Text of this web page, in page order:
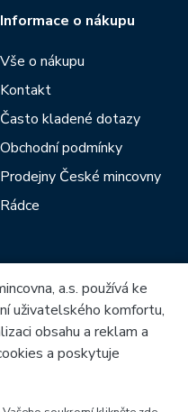
Informace o nákupu
Vše o nákupu
Kontakt
Často kladené dotazy
Obchodní podmínky
Prodejny České mincovny
Rádce
a.s. používá ke
uživatelského komfortu,
obsahu a reklam a
a poskytuje